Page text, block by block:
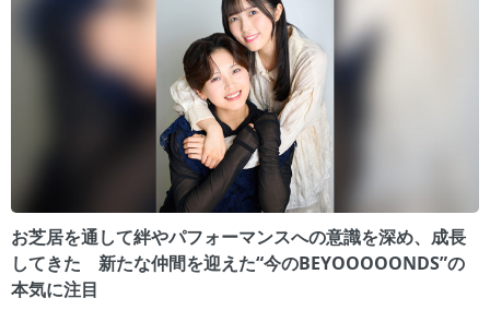
お芝居を通して絆やパフォーマンスへの意識を深め、成長
してきた 新たな仲間を迎えた“今のBEYOOOOONDS”の
本気に注目